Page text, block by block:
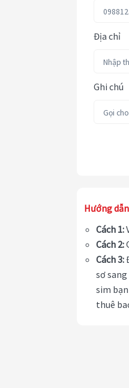
Địa chỉ
Ghi chú
Hướng
Cách 1:
Cách 2:
Cách 3:
sơ
sim
thuê